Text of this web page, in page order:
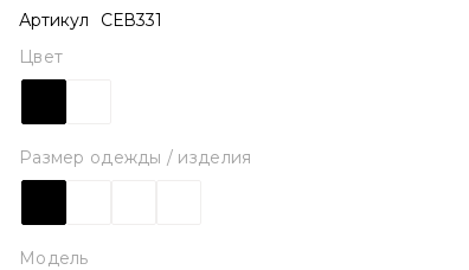
Артикул
СЕВ331
Цвет
Размер одежды / изделия
Модель